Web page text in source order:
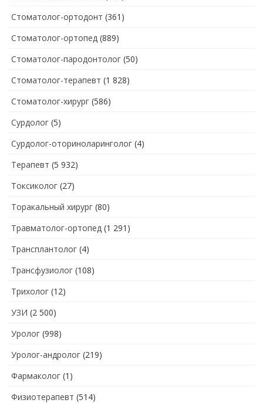
Стоматолог-ортодонт (361)
Стоматолог-ортопед (889)
Стоматолог-пародонтолог (50)
Стоматолог-терапевт (1 828)
Стоматолог-хирург (586)
Сурдолог (5)
Сурдолог-оториноларинголог (4)
Терапевт (5 932)
Токсиколог (27)
Торакальный хирург (80)
Травматолог-ортопед (1 291)
Трансплантолог (4)
Трансфузиолог (108)
Трихолог (12)
УЗИ (2 500)
Уролог (998)
Уролог-андролог (219)
Фармаколог (1)
Физиотерапевт (514)